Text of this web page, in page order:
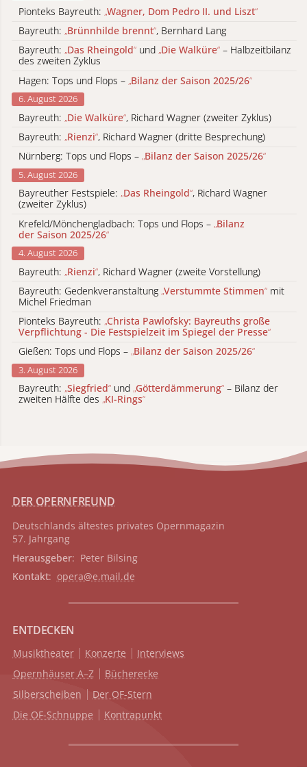
Pionteks Bayreuth: „Wagner, Dom Pedro II. und Liszt“
Bayreuth: „Brünnhilde brennt“, Bernhard Lang
Bayreuth: „Das Rheingold“ und „Die Walküre“ – Halbzeitbilanz
des zweiten Zyklus
Hagen: Tops und Flops – „Bilanz der Saison 2025/26“
6. August 2026
Bayreuth: „Die Walküre“, Richard Wagner (zweiter Zyklus)
Bayreuth: „Rienzi“, Richard Wagner (dritte Besprechung)
Nürnberg: Tops und Flops – „Bilanz der Saison 2025/26“
5. August 2026
Bayreuther Festspiele: „Das Rheingold“, Richard Wagner
(zweiter Zyklus)
Krefeld/Mönchengladbach: Tops und Flops – „Bilanz
der Saison 2025/26“
4. August 2026
Bayreuth: „Rienzi“, Richard Wagner (zweite Vorstellung)
Bayreuth: Gedenkveranstaltung „Verstummte Stimmen“ mit
Michel Friedman
Pionteks Bayreuth: „Christa Pawlofsky: Bayreuths große
Verpflichtung - Die Festspielzeit im Spiegel der Presse“
Gießen: Tops und Flops – „Bilanz der Saison 2025/26“
3. August 2026
Bayreuth: „Siegfried“ und „Götterdämmerung“ – Bilanz der
zweiten Hälfte des „KI-Rings“
DER OPERNFREUND
Deutschlands ältestes privates Opernmagazin
57. Jahrgang
Herausgeber: Peter Bilsing
Kontakt: opera@e.mail.de
ENTDECKEN
Musiktheater Konzerte
Interviews
Opernhäuser A–Z
Bücherecke
Silberscheiben
Der OF-Stern
Die OF-Schnuppe
Kontrapunkt